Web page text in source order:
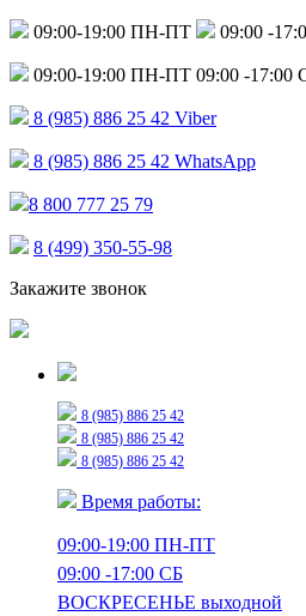
09:00-19:00 ПН-ПТ 09:00 -
09:00-19:00 ПН-ПТ 09:00 -17:00
8 (985) 886 25 42 Viber
8 (985) 886 25 42 WhatsApp
8 800 777 25 79
8 (499) 350-55-98
Закажите звонок
8 (985) 886 25 42
8 (985) 886 25 42
8 (985) 886 25 42
Время работы:
09:00-19:00 ПН-ПТ
09:00 -17:00 СБ
ВОСКРЕСЕНЬЕ выходной